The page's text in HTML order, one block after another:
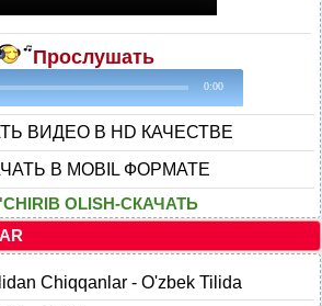
Прослушать
0:00
ВИДЕО В HD КАЧЕСТВЕ
В MOBIL ФОРМАТЕ
OLISH-СКАЧАТЬ
Chiqqanlar - O'zbek Tilida